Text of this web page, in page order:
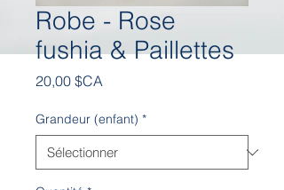
Robe - Rose
fushia & Paillettes
20,00 $CA
Grandeur (enfant) *